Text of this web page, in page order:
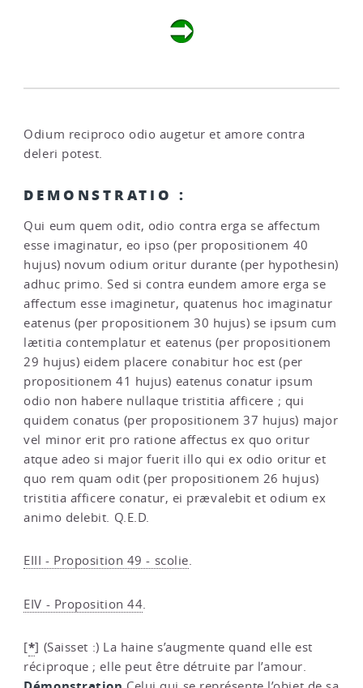
Odium reciproco odio augetur et amore contra
deleri potest.
DEMONSTRATIO :
Qui eum quem odit, odio contra erga se affectum
esse imaginatur, eo ipso (per propositionem 40
hujus) novum odium oritur durante (per hypothesin)
adhuc primo. Sed si contra eundem amore erga se
affectum esse imaginetur, quatenus hoc imaginatur
eatenus (per propositionem 30 hujus) se ipsum cum
lætitia contemplatur et eatenus (per propositionem
29 hujus) eidem placere conabitur hoc est (per
propositionem 41 hujus) eatenus conatur ipsum
odio non habere nullaque tristitia afficere ; qui
quidem conatus (per propositionem 37 hujus) major
vel minor erit pro ratione affectus ex quo oritur
atque adeo si major fuerit illo qui ex odio oritur et
quo rem quam odit (per propositionem 26 hujus)
tristitia afficere conatur, ei prævalebit et odium ex
animo delebit. Q.E.D.
EIII - Proposition 49 - scolie.
EIV - Proposition 44
[*] (Saisset :) La haine s’augmente quand elle est
réciproque ; elle peut être détruite par l’amour.